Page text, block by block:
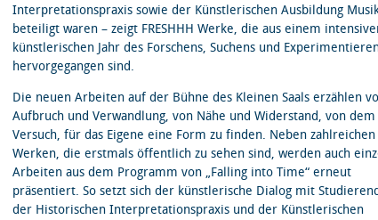
Interpretationspraxis sowie der Künstlerischen Ausbildung
beteiligt waren – zeigt FRESHHH Werke, die aus einem
künstlerischen Jahr des Forschens, Suchens und
hervorgegangen sind.
Die neuen Arbeiten auf der Bühne des Kleinen Saals erzählen
Aufbruch und Verwandlung, von Nähe und Widerstand, von dem
Versuch, für das Eigene eine Form zu finden. Neben zahlreichen
Werken, die erstmals öffentlich zu sehen sind, werden auch
Arbeiten aus dem Programm von „Falling into Time“ erneut
präsentiert. So setzt sich der künstlerische Dialog mit
der Historischen Interpretationspraxis und der Künstlerischen